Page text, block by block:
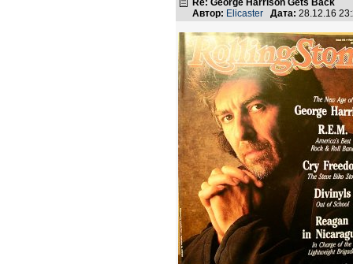
Re: George Harrison Gets Back
Автор: Elicaster Дата: 28.12.16